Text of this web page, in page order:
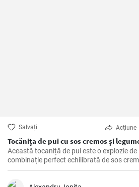
Salvați Acțiune
Tocănița de pui cu sos cremos și
Această tocaniță de pui este o explozie
combinație perfect echilibrată de sos
Este o rețetă perfectă pentru o cină de